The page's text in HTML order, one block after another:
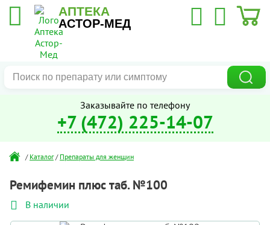
АПТЕКА
АСТОР-МЕД
Заказывайте по телефону
+7 (472) 225-14-07
/ Каталог / Препараты для женщин
Ремифемин плюс таб. №100
В наличии